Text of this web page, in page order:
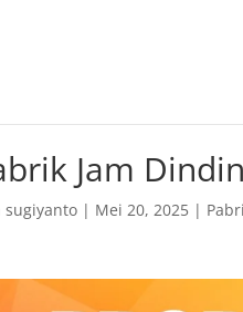
Jam
sugiyanto | Mei 20, 2025 |